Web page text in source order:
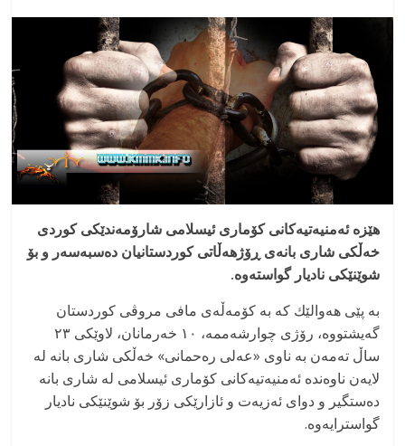
هێزە ئەمنیەتیەكانی كۆماری ئیسلامی شارۆمەندێكی كوردی
خەڵكی شاری بانەی ڕۆژهه‌ڵاتی كوردستانیان دەسبه‌سه‌ر و بۆ
شوێنێكی نادیار گواستەوە.
بە پێی هەوالێك كە بە کۆمەڵەی مافی مروڤی کوردستان
گەیشتووە، رۆژی چوارشەممە، ١٠ خەرمانان، لاوێكی ٢٣
ساڵ تەمەن بە ناوی «عەلی رەحمانی» خەڵكی شاری بانە لە
لایەن ناوەندە ئەمنیەتیەكانی کۆماری ئیسلامی لە شاری بانە
دەستگیر و دوای ئەزیەت و ئازارێكی زۆر بۆ شوێنێكی نادیار
گواسترایەوە.